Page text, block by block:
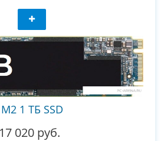
M2 1 ТБ SSD
17 020 руб.